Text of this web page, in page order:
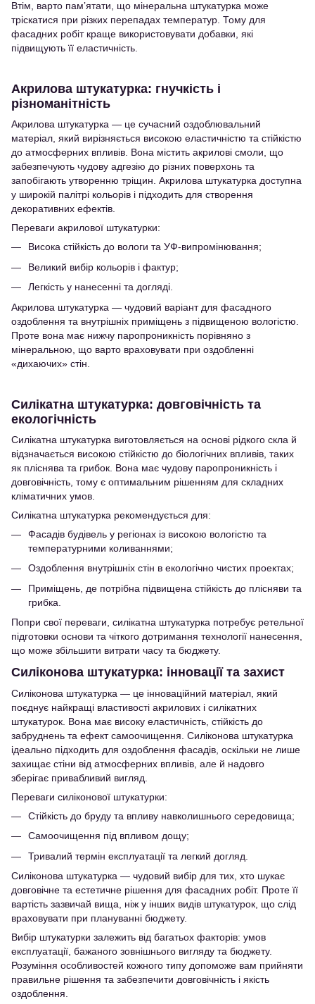
Втім, варто памʼятати, що мінеральна штукатурка може
тріскатися при різких перепадах температур. Тому для
фасадних робіт краще використовувати добавки, які
підвищують її еластичність.
Акрилова штукатурка: гнучкість і
різноманітність
Акрилова штукатурка — це сучасний оздоблювальний
матеріал, який вирізняється високою еластичністю та стійкістю
до атмосферних впливів. Вона містить акрилові смоли, що
забезпечують чудову адгезію до різних поверхонь та
запобігають утворенню тріщин. Акрилова штукатурка доступна
у широкій палітрі кольорів і підходить для створення
декоративних ефектів.
Переваги акрилової штукатурки:
Висока стійкість до вологи та УФ-випромінювання;
Великий вибір кольорів і фактур;
Легкість у нанесенні та догляді.
Акрилова штукатурка — чудовий варіант для фасадного
оздоблення та внутрішніх приміщень з підвищеною вологістю.
Проте вона має нижчу паропроникність порівняно з
мінеральною, що варто враховувати при оздобленні
«дихаючих» стін.
Силікатна штукатурка: довговічність та
екологічність
Силікатна штукатурка виготовляється на основі рідкого скла й
відзначається високою стійкістю до біологічних впливів, таких
як пліснява та грибок. Вона має чудову паропроникність і
довговічність, тому є оптимальним рішенням для складних
кліматичних умов.
Силікатна штукатурка рекомендується для:
Фасадів будівель у регіонах із високою вологістю та
температурними коливаннями;
Оздоблення внутрішніх стін в екологічно чистих проектах;
Приміщень, де потрібна підвищена стійкість до плісняви та
грибка.
Попри свої переваги, силікатна штукатурка потребує ретельної
підготовки основи та чіткого дотримання технології нанесення,
що може збільшити витрати часу та бюджету.
Силіконова штукатурка: інновації та захист
Силіконова штукатурка — це інноваційний матеріал, який
поєднує найкращі властивості акрилових і силікатних
штукатурок. Вона має високу еластичність, стійкість до
забруднень та ефект самоочищення. Силіконова штукатурка
ідеально підходить для оздоблення фасадів, оскільки не лише
захищає стіни від атмосферних впливів, але й надовго
зберігає привабливий вигляд.
Переваги силіконової штукатурки:
Стійкість до бруду та впливу навколишнього середовища;
Самоочищення під впливом дощу;
Тривалий термін експлуатації та легкий догляд.
Силіконова штукатурка — чудовий вибір для тих, хто шукає
довговічне та естетичне рішення для фасадних робіт. Проте її
вартість зазвичай вища, ніж у інших видів штукатурок, що слід
враховувати при плануванні бюджету.
Вибір штукатурки залежить від багатьох факторів: умов
експлуатації, бажаного зовнішнього вигляду та бюджету.
Розуміння особливостей кожного типу допоможе вам прийняти
правильне рішення та забезпечити довговічність і якість
оздоблення.